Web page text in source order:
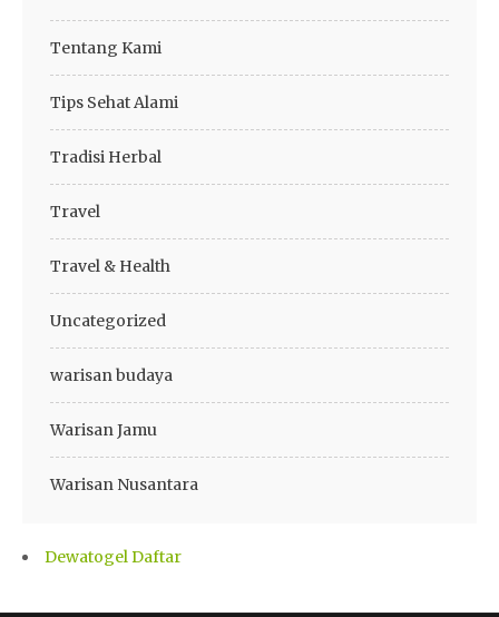
Tentang Kami
Tips Sehat Alami
Tradisi Herbal
Travel
Travel & Health
Uncategorized
warisan budaya
Warisan Jamu
Warisan Nusantara
Dewatogel Daftar